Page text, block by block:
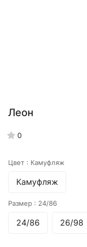
Леон
0
Цвет : Камуфляж
Камуфляж
Размер : 24/86
24/86 26/98